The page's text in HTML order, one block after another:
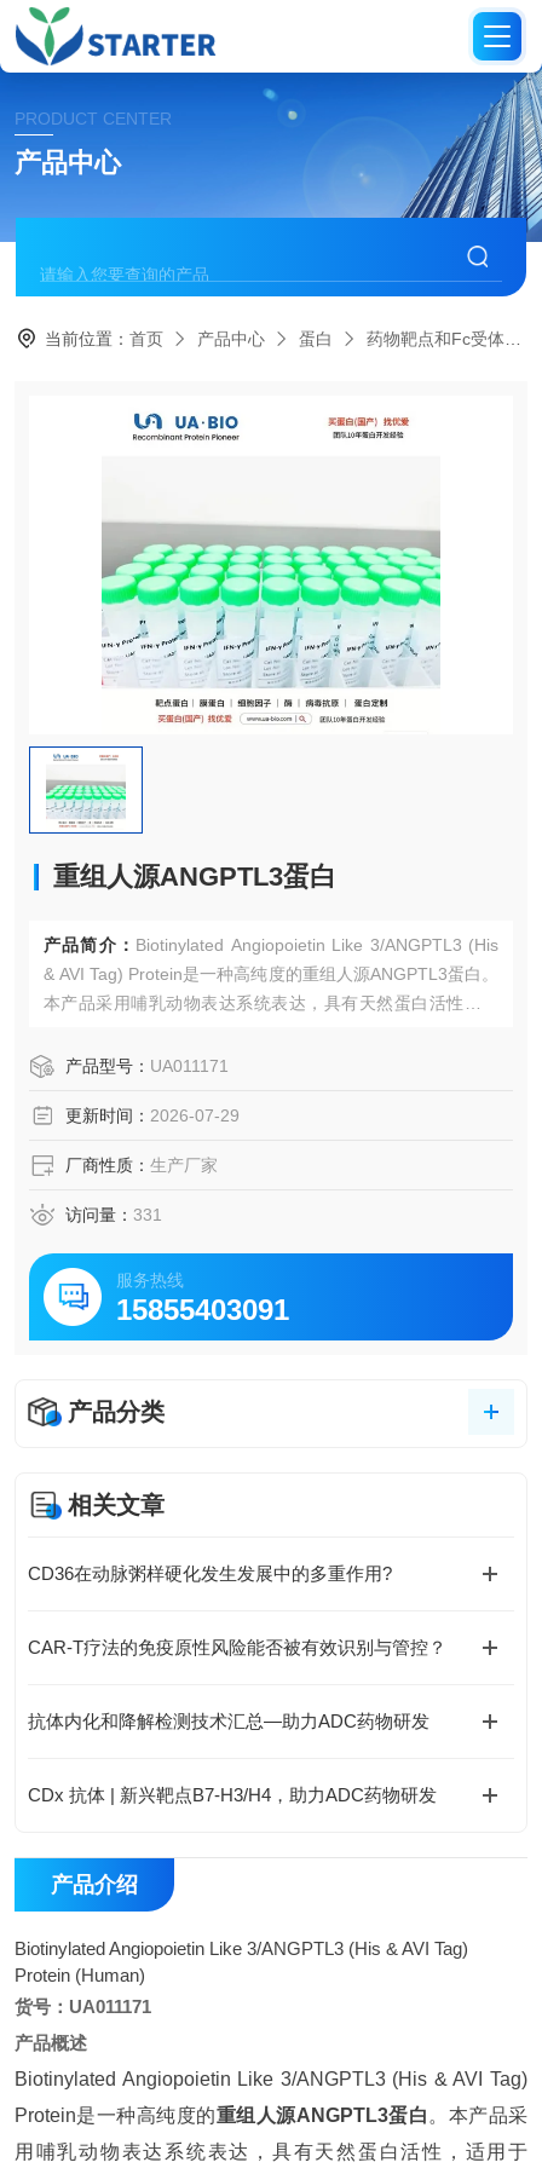
PRODUCT CENTER
产品中心
当前位置：首页 产品中心 蛋白 药物靶点和Fc受体
重组人源ANGPTL3蛋白
产品简介： Biotinylated Angiopoietin Like 3/ANGPTL3 (His
& AVI Tag) Protein是一种高纯度的重组人源ANGPTL3蛋白。
本产品采用哺乳动物表达系统表达，具有天然蛋白活性，适
产品型号： UA011171
更新时间： 2026-07-29
厂商性质： 生产厂家
访问量： 331
服务热线
15855403091
产品分类
相关文章
CD36在动脉粥样硬化发生发展中的多重作用?
CAR-T疗法的免疫原性风险能否被有效识别与管控？
抗体内化和降解检测技术汇总—助力ADC药物研发
CDx 抗体 | 新兴靶点B7-H3/H4，助力ADC药物研发
产品介绍
Biotinylated Angiopoietin Like 3/ANGPTL3 (His & AVI Tag)
Protein (Human)
货号：UA011171
产品概述
Biotinylated Angiopoietin Like 3/ANGPTL3 (His & AVI Tag)
Protein是一种高纯度的重组人源ANGPTL3蛋白 。本产品采
用哺乳动物表达系统表达，具有天然蛋白活性，适用于